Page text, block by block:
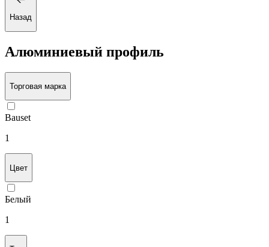
Назад
Алюминиевый профиль
Торговая марка
Bauset
1
Цвет
Белый
1